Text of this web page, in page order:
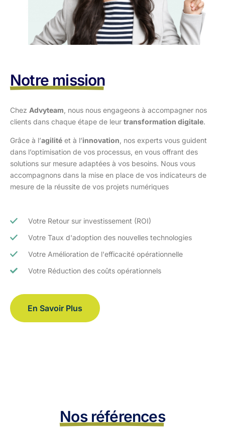
Notre mission
Chez Advyteam , nous nous engageons à accompagner nos
clients dans chaque étape de leur transformation digitale.
Grâce à l’agilité et à l’innovation , nos experts vous guident
dans l’optimisation de vos processus, en vous offrant des
solutions sur mesure adaptées à vos besoins. Nous vous
accompagnons dans la mise en place de vos indicateurs de
mesure de la réussite de vos projets numériques
Votre Retour sur investissement (ROI)
Votre Taux d'adoption des nouvelles technologies
Votre Amélioration de l'efficacité opérationnelle
Votre Réduction des coûts opérationnels
En Savoir Plus
Nos références